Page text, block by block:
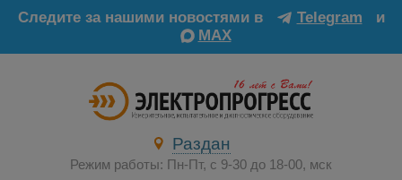
Следите за нашими новостями в Telegram
и
MAX
Раздан
Режим работы: Пн-Пт, с 9-30 до 18-00, мск